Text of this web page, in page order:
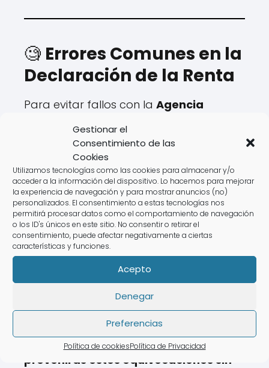
Gestionar el
Consentimiento de las
Cookies
Utilizamos tecnologías como las cookies para almacenar y/o
acceder a la información del dispositivo. Lo hacemos para mejorar
la experiencia de navegación y para mostrar anuncios (no)
personalizados. El consentimiento a estas tecnologías nos
permitirá procesar datos como el comportamiento de navegación
o los ID's únicos en este sitio. No consentir o retirar el
consentimiento, puede afectar negativamente a ciertas
características y funciones.
Acepto
Denegar
Preferencias
Política de cookiesPolítica de Privacidad
🧐 Errores Comunes en la
Declaración de la Renta
Para evitar fallos con la Agencia
No revisar el "borrador declaración
renta web".
❌No incluir ingresos de actividades
económicas.
❌Olvidar deducciones en el impuesto
sobre la renta.
❌Presentarla fuera de plazo, lo que
puede generar sanciones.
Con un experto de AsesoraTech,
evitarás estos errores fácilmente.
Con un profesional de AsesoraTech,
prevenirás estos equivocaciones sin